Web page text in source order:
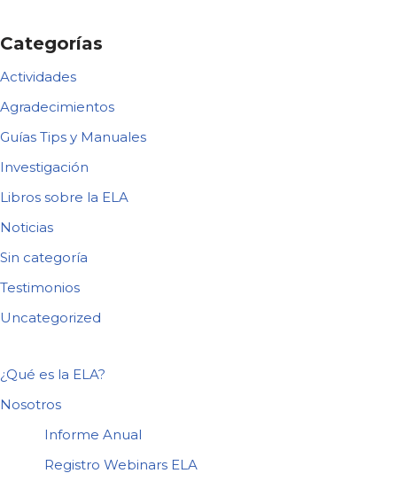
Categorías
Actividades
Agradecimientos
Guías Tips y Manuales
Investigación
Libros sobre la ELA
Noticias
Sin categoría
Testimonios
Uncategorized
¿Qué es la ELA?
Nosotros
Informe Anual
Registro Webinars ELA